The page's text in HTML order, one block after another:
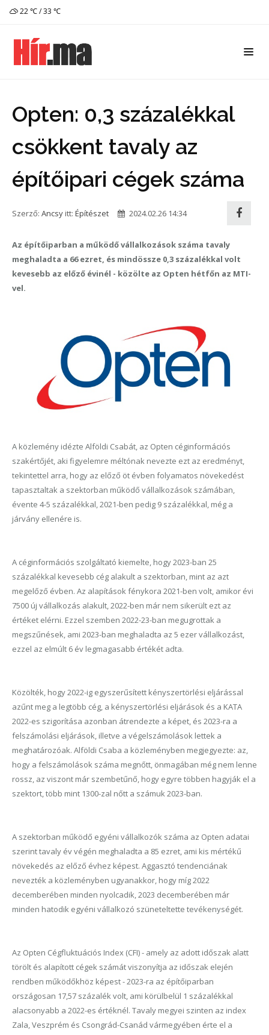
22 ℃ / 33 ℃
Opten: 0,3 százalékkal
csökkent tavaly az
építőipari cégek száma
Szerző: Ancsy itt: Építészet 2024.02.26 14:34
Az építőiparban a működő vállalkozások száma tavaly
meghaladta a 66 ezret, és mindössze 0,3 százalékkal volt
kevesebb az előző évinél - közölte az Opten hétfőn az MTI-
vel.
A közlemény idézte Alföldi Csabát, az Opten céginformációs
szakértőjét, aki figyelemre méltónak nevezte ezt az eredményt,
tekintettel arra, hogy az előző öt évben folyamatos növekedést
tapasztaltak a szektorban működő vállalkozások számában,
évente 4-5 százalékkal, 2021-ben pedig 9 százalékkal, még a
járvány ellenére is.
A céginformációs szolgáltató kiemelte, hogy 2023-ban 25
százalékkal kevesebb cég alakult a szektorban, mint az azt
megelőző évben. Az alapítások fénykora 2021-ben volt, amikor évi
7500 új vállalkozás alakult, 2022-ben már nem sikerült ezt az
értéket elérni. Ezzel szemben 2022-23-ban megugrottak a
megszűnések, ami 2023-ban meghaladta az 5 ezer vállalkozást,
ezzel az elmúlt 6 év legmagasabb értékét adta.
Közölték, hogy 2022-ig egyszerűsített kényszertörlési eljárással
azűnt meg a legtöbb cég, a kényszertörlési eljárások és a KATA
2022-es szigorítása azonban átrendezte a képet, és 2023-ra a
felszámolási eljárások, illetve a végelszámolások lettek a
meghatározóak. Alföldi Csaba a közleményben megjegyezte: az,
hogy a felszámolások száma megnőtt, önmagában még nem lenne
rossz, az viszont már szembetűnő, hogy egyre többen hagyják el a
szektort, több mint 1300-zal nőtt a számuk 2023-ban.
A szektorban működő egyéni vállalkozók száma az Opten adatai
szerint tavaly év végén meghaladta a 85 ezret, ami kis mértékű
növekedés az előző évhez képest. Aggasztó tendenciának
nevezték a közleményben ugyanakkor, hogy míg 2022
decemberében minden nyolcadik, 2023 decemberében már
minden hatodik egyéni vállalkozó szüneteltette tevékenységét.
Az Opten Cégfluktuációs Index (CFI) - amely az adott időszak alatt
törölt és alapított cégek számát viszonyítja az időszak elején
rendben működőkhöz képest - 2023-ra az építőiparban
országosan 17,57 százalék volt, ami körülbelül 1 százalékkal
alacsonyabb a 2022-es értéknél. Tavaly megyei szinten az index
Zala, Veszprém és Csongrád-Csanád vármegyében érte el a